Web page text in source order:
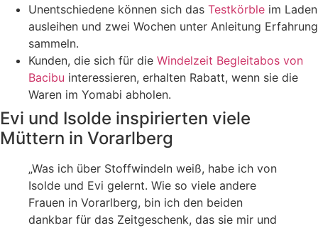
Unentschiedene können sich das Testkörble im Laden
ausleihen und zwei Wochen unter Anleitung Erfahrung
sammeln.
Kunden, die sich für die Windelzeit Begleitabos von
Bacibu interessieren, erhalten Rabatt, wenn sie die
Waren im Yomabi abholen.
Evi und Isolde inspirierten viele
Müttern in Vorarlberg
„Was ich über Stoffwindeln weiß, habe ich von
Isolde und Evi gelernt. Wie so viele andere
Frauen in Vorarlberg, bin ich den beiden
dankbar für das Zeitgeschenk, das sie mir und